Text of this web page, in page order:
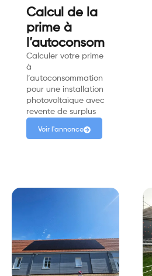
Calcul de la
prime à
l’autoconsommation
Calculer votre prime
à
l’autoconsommation
pour une installation
photovoltaïque avec
revente de surplus
Voir l'annonce